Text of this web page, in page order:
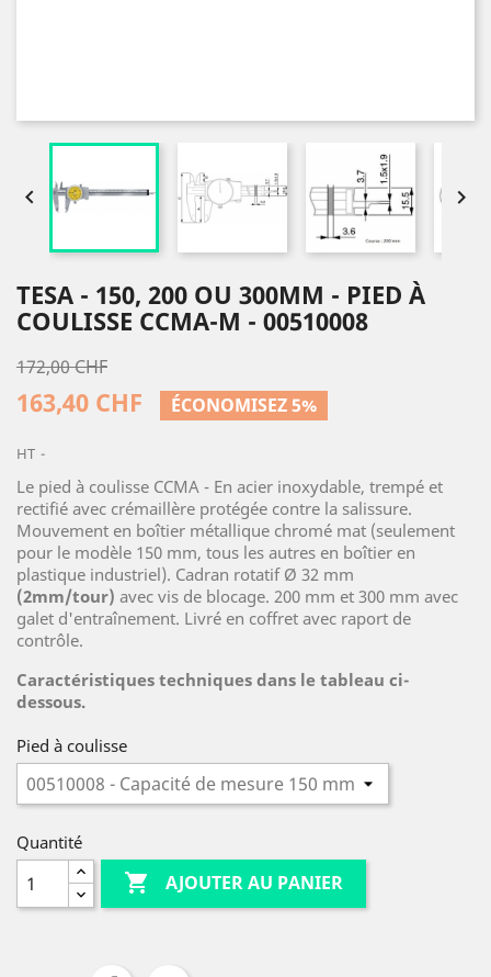
 
TESA - 150, 200 OU 300MM - PIED À
COULISSE CCMA-M - 00510008
172,00 CHF
163,40 CHF ÉCONOMISEZ 5%
HT
Le pied à coulisse CCMA - En acier inoxydable, trempé et
rectifié avec crémaillère protégée contre la salissure.
Mouvement en boîtier métallique chromé mat (seulement
pour le modèle 150 mm, tous les autres en boîtier en
plastique industriel). Cadran rotatif Ø 32 mm
(2mm/tour) avec vis de blocage. 200 mm et 300 mm avec
galet d'entraînement. Livré en coffret avec raport de
contrôle.
Caractéristiques techniques dans le tableau ci-
dessous.
Pied à coulisse
Quantité
 AJOUTER AU PANIER